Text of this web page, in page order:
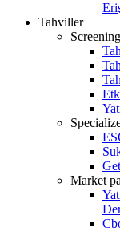
Tahviller
Market